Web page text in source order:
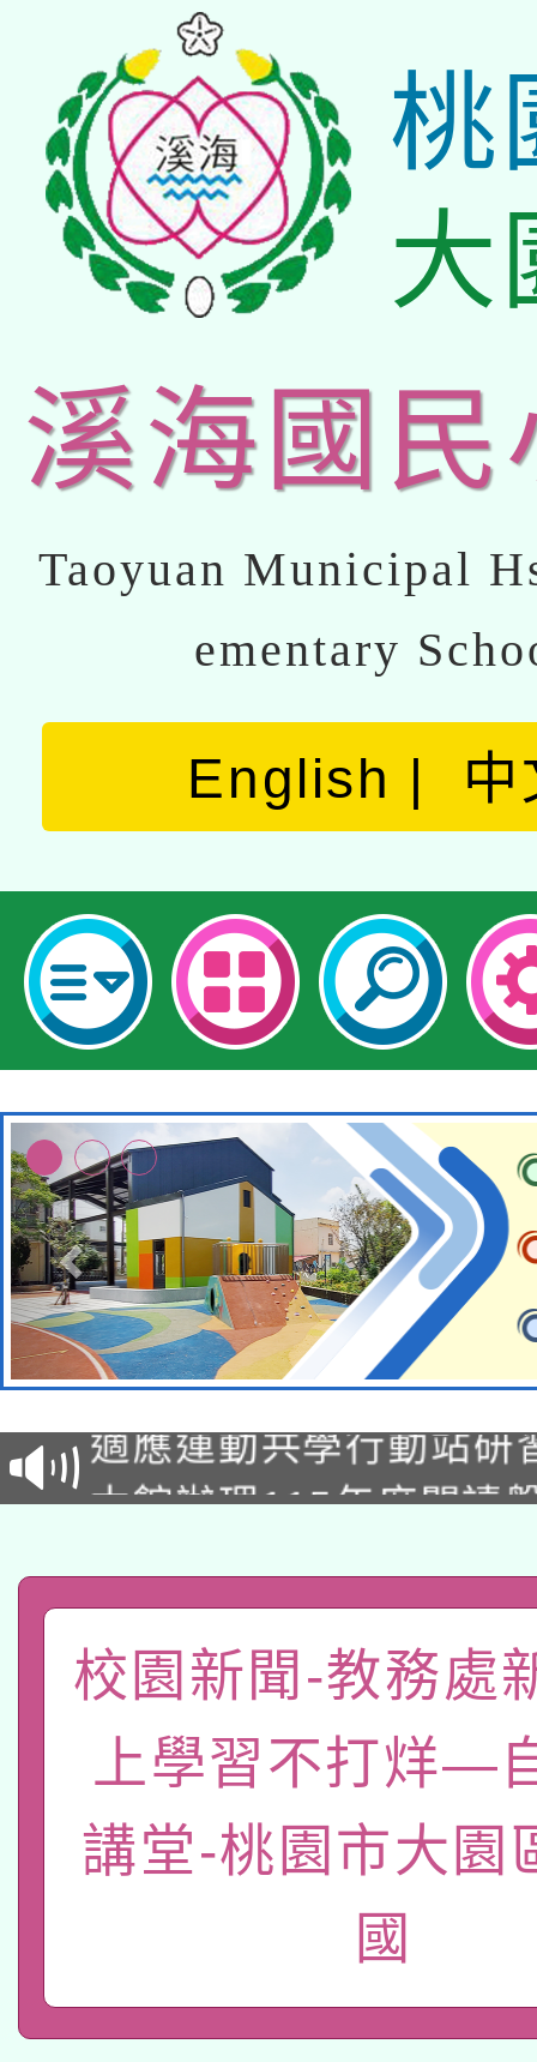
桃
大
溪海國民
Taoyuan Municipal
ementary
English 中
本校115學年度第2次
招甄選結果公告(無人
招)
適應運動共學行動站研
本館辦理115年度閱讀
礎課程
A3數位素養講師名單
「數位內容與教學軟體
pilot」
有關大陸委員會函釋公
薪期間赴陸應申請許可
轉知經濟部水利署委託
業技術研究院辦理「
用水績優單位及節水達
115年8月22日(星期六
桃園市孔廟祈福系列
2026年桃園地景藝術
本校115學年度第2次
招甄選結果公告(無人
適應運動共學行動站研
校園新聞-教務處
上學習不打烊—
講堂-桃園市大園
國